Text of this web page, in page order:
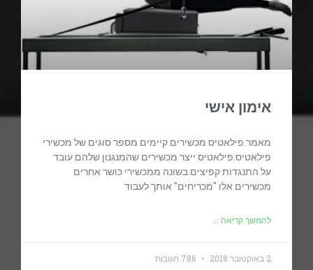
אימון אישי
מאמר פילאטיס מכשירים קיימים מספר סוגים של מכשירי
פילאטיס.פילאטיס ייצר מכשירים שהמנגנון שלהם עובד
על התנגדות קפיצים.בשונה ממכשירי כושר אחרים
מכשירים אלו "מכריחים" אותך לעבוד
להמשך קריאה ...
2 באוקטובר 2018